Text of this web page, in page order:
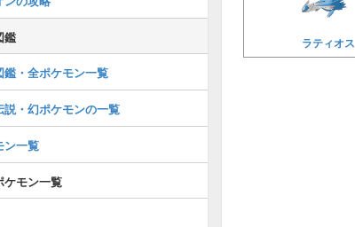
ラティオス
鑑
鑑・全ポケモン一覧
説・幻ポケモンの一覧
ン一覧
ケモン一覧